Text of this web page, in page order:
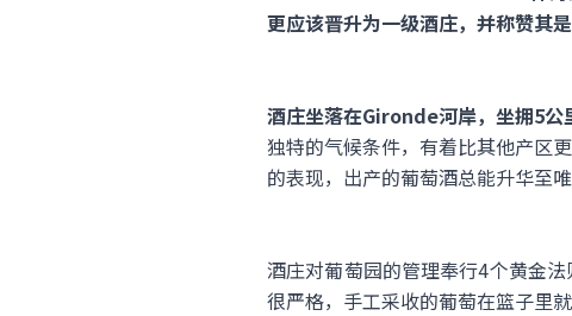
更应该晋升为一级酒庄，并称赞其
酒庄坐落在Gironde河岸，坐拥5公
独特的气候条件，有着比其他产区
的表现，出产的葡萄酒总能升华至唯
酒庄对葡萄园的管理奉行4个黄金法
很严格，手工采收的葡萄在篮子里